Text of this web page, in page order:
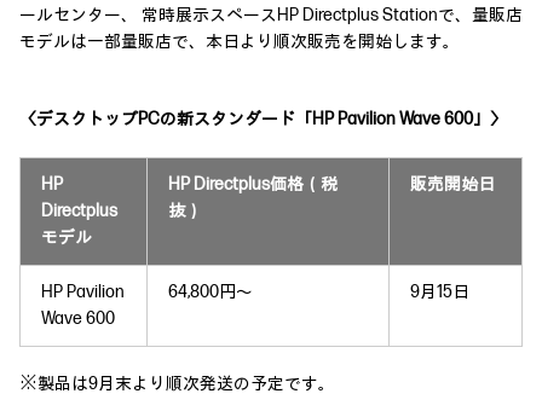
ールセンター、 常時展示スペースHP Directplus Stationで、量販店
モデルは一部量販店で、本日より順次販売を開始します。
〈デスクトップPCの新スタンダード「HP Pavilion Wave 600」〉
HP
Directplus
モデル
HP Directplus価格（税
抜）
販売開始日
HP Pavilion
Wave 600
64,800円～ 9月15日
※製品は9月末より順次発送の予定です。